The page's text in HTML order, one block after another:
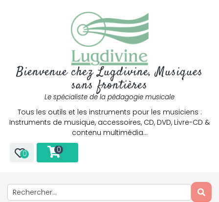
Bienvenue chez Lugdivine, Musiques
sans frontières
Le spécialiste de la pédagogie musicale
Tous les outils et les instruments pour les musiciens :
Instruments de musique, accessoires, CD, DVD, Livre-CD &
contenu multimédia…
0 0